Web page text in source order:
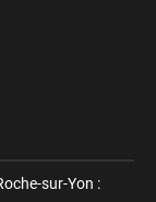
sur-Yon :